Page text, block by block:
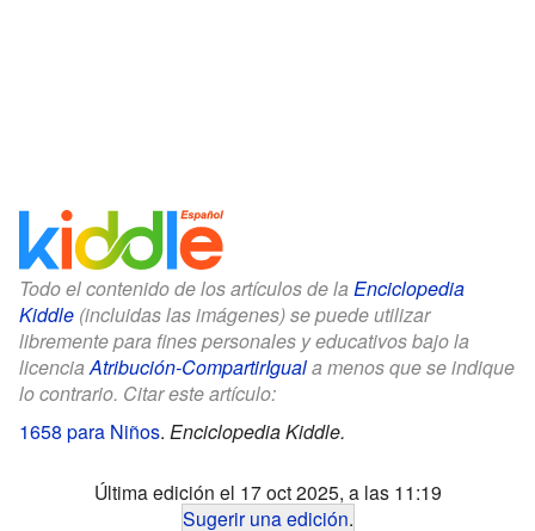
Todo el contenido de los artículos de la Enciclopedia
Kiddle (incluidas las imágenes) se puede utilizar
libremente para fines personales y educativos bajo la
licenciaAtribución-CompartirIguala menos que se indique
lo contrario. Citar este artículo:
1658 para Niños. Enciclopedia Kiddle.
Última edición el 17 oct 2025, a las 11:19
Sugerir una edición.